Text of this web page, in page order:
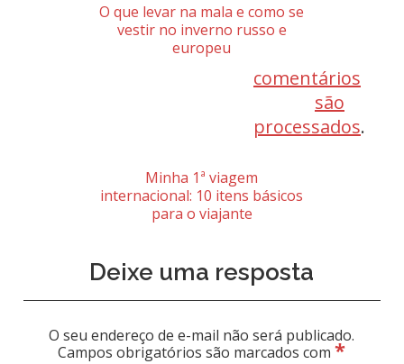
O que levar na mala e como se
vestir no inverno russo e
europeu
Minha 1ª viagem
internacional: 10 itens básicos
para o viajante
Deixe uma resposta
O seu endereço de e-mail não será publicado.
Campos obrigatórios são marcados com*
comentários
são
processados.